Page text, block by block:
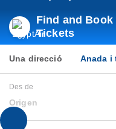
Find and
Tickets
Una direcció Anada i
Des de
Origen